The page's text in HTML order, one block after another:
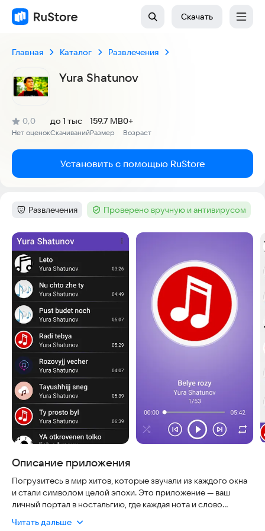
Скачать
Главная Каталог Развлечения
Yura Shatunov
Рейтинг:
0,0
(
Нет оценок
)
Скачиваний
до 1 тыс
Размер
159.7 MB
Возраст
0+
Установить с помощью RuStore
Категория:
Развлечения Тег :Проверено вручную и антивирусом
Скриншоты
Описание приложения
Погрузитесь в мир хитов, которые звучали из каждого окна
и стали символом целой эпохи. Это приложение — ваш
личный портал в ностальгию, где каждая нота и слово
беззаботных днях. Вы можете быть уверены в безопасности:
Читать дальше